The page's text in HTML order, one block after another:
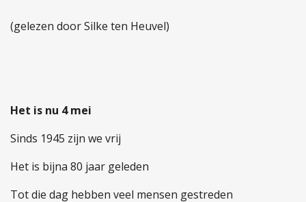
(gelezen door Silke ten Heuvel)
Het is nu 4 mei
Sinds 1945 zijn we vrij
Het is bijna 80 jaar geleden
Tot die dag hebben veel mensen gestreden